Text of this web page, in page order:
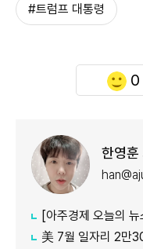
#트럼프 대통령
0
한영훈
[아주경제 오늘의 뉴스 종합] 이 대
美 7월 일자리 2만3000